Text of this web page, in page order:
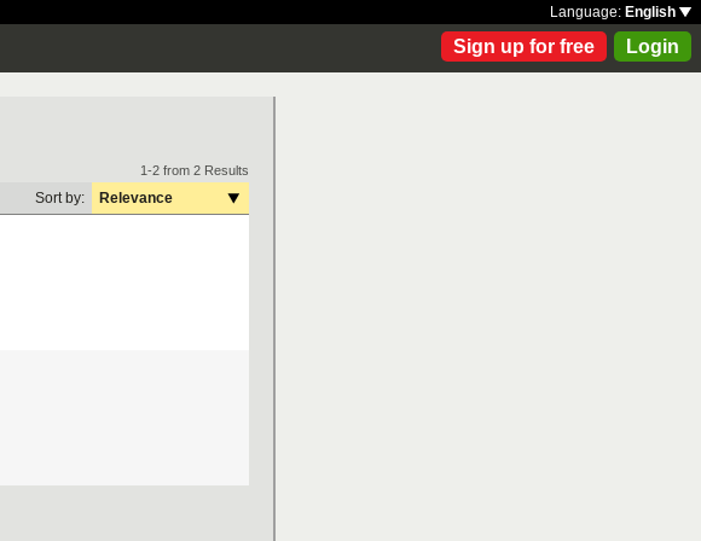
Language: English
Sign up for free Login
1-2 from 2 Results
Sort by: Relevance